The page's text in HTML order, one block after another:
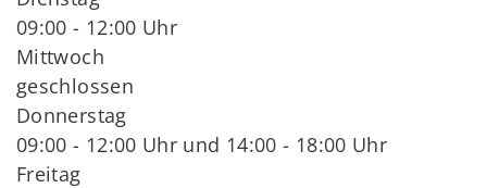
09:00 - 12:00 Uhr
Mittwoch
geschlossen
Donnerstag
09:00 - 12:00 Uhr und 14:00 - 18:00 Uhr
Freitag